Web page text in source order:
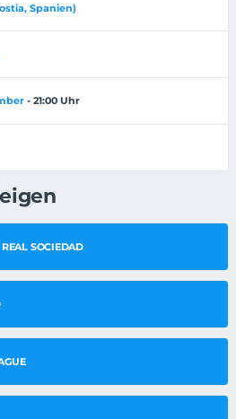
Spanien)
- 21:00 Uhr
SOCIEDAD